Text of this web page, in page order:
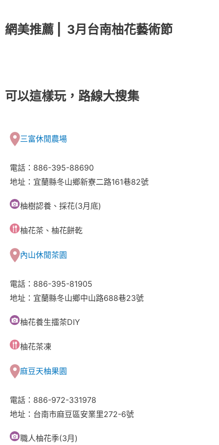
網美推薦 | 3月台南柚花藝術節
可以這樣玩，路線大搜集
三富休閒農場
電話：886-395-88690
地址：宜蘭縣冬山鄉新寮二路161巷82號
柚樹認養、採花(3月底)
柚花茶、柚花餅乾
內山休閒茶園
電話：886-395-81905
地址：宜蘭縣冬山鄉中山路688巷23號
柚花養生擂茶DIY
柚花茶凍
麻豆天柚果園
電話：886-972-331978
地址：台南市麻豆區安業里272-6號
職人柚花季(3月)